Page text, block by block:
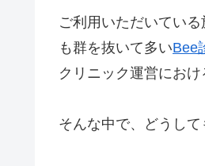
ご利用いただいてい
も群を抜いて多いBee
クリニック運営にお
そんな中で、どうし